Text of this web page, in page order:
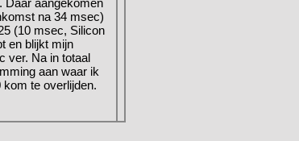
na 34 msec)
(10 msec, Silicon
en blijkt mijn
ver. Na in totaal
aan waar ik
kom te overlijden.